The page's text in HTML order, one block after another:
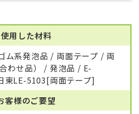
使用した材料
ム系発泡品 / 両面テープ / 両
わせ品） / 発泡品 / E-
LE-5103[両面テープ]
客様のご要望